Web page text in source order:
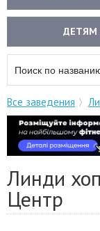
ДЕТЯМ
Все заведения
Линди
Центр